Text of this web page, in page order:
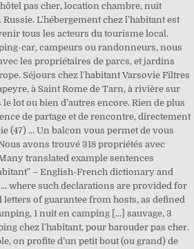
pas cher, location chambre, nuit
Russie. L'hébergement chez l'habitant est
tous les acteurs du tourisme local.
car, campeurs ou randonneurs, nous
les propriétaires de parcs, et jardins
Séjours chez l'habitant Varsovie Filtres
à Saint Rome de Tarn, à rivière sur
lot ou bien d’autres encore. Rien de plus
de partage et de rencontre, directement
(47) ... Un balcon vous permet de vous
avons trouvé 318 propriétés avec
translated example sentences
– English-French dictionary and
where such declarations are provided for
of guarantee from hosts, as defined
1 nuit en camping [...] sauvage, 3
chez l'habitant, pour barouder pas cher.
on profite d’un petit bout (ou grand) de